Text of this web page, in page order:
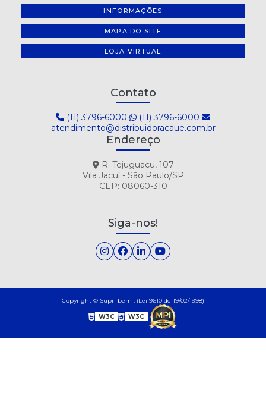
INFORMAÇÕES
MAPA DO SITE
LOJA VIRTUAL
Contato
(11) 3796-6000
(11) 3796-6000
atendimento@distribuidoracaue.com.br
Endereço
R. Tejuguacu, 107
Vila Jacuí - São Paulo/SP
CEP: 08060-310
Siga-nos!
Copyright © Supri bem . (Lei 9610 de 19/02/1998)
W3C W3C